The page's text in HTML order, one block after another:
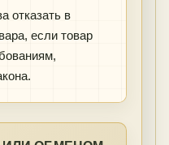
отказать в
если товар